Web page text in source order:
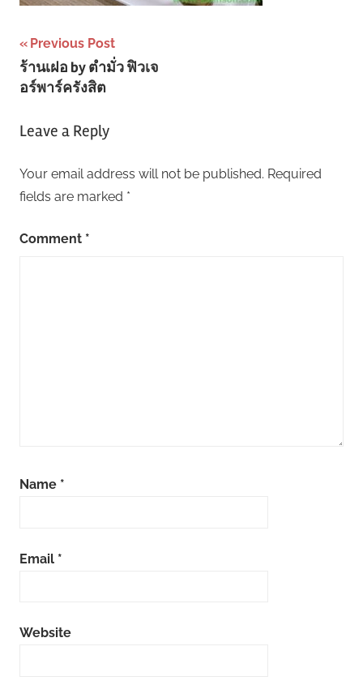
Post
navigation
Previous Post
ร้านเฝอ by ตำมั่ว ฟิวเจ
อร์พาร์ครังสิต
Leave a Reply
Your email address will not be published. Required
fields are marked *
Comment *
Name *
Email *
Website